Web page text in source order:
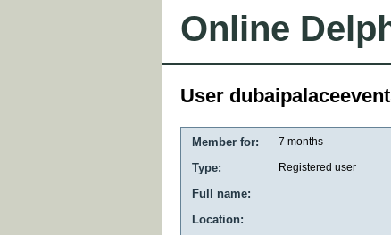
Online
User
Member for: 7 months
Type: Registered user
Full name:
Location: